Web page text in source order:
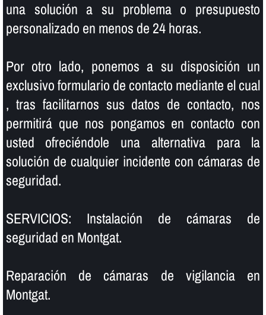
una solución a su problema o presupuesto
personalizado en menos de 24 horas.
Por otro lado, ponemos a su disposición un
exclusivo formulario de contacto mediante el cual
, tras facilitarnos sus datos de contacto, nos
permitirá que nos pongamos en contacto con
usted ofreciéndole una alternativa para la
solución de cualquier incidente con cámaras de
seguridad.
SERVICIOS: Instalación de cámaras de
seguridad en Montgat.
Reparación de cámaras de vigilancia en
Montgat.